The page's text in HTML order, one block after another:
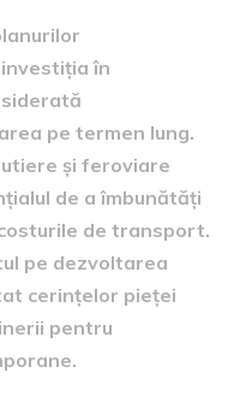
în
pe termen lung.
și feroviare
de a îmbunătăți
de transport.
pe dezvoltarea
cerințelor pieței
pentru